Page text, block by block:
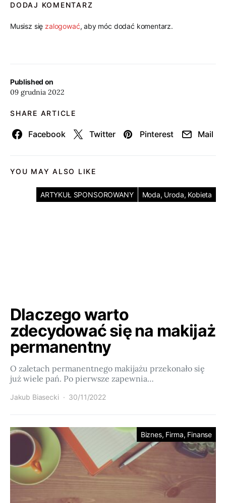
Published on
09 grudnia 2022
SHARE ARTICLE
Facebook Twitter Pinterest Mail
DODAJ KOMENTARZ
Musisz się zalogować, aby móc dodać komentarz.
YOU MAY ALSO LIKE
ARTYKUŁ SPONSOROWANY Moda, Uroda, Kobieta
Dlaczego warto
zdecydować się na makijaż
permanentny
O zaletach permanentnego makijażu przekonało się
już wiele pań. Po pierwsze zapewnia…
Jakub Biasecki 30/11/2022
Biznes, Firma, Finanse